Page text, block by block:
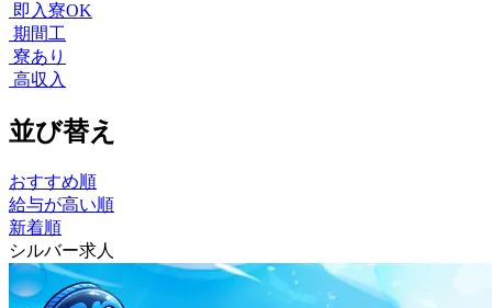
即入寮OK
期間工
寮あり
高収入
並び替え
おすすめ順
給与が高い順
新着順
シルバー求人